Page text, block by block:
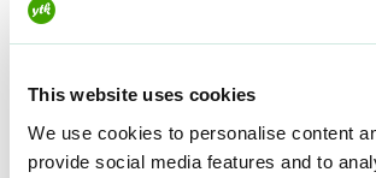
This website uses cookies
We use cookies to personalise content
provide social media features and to
merkityksellisyyttä.
sanoo.